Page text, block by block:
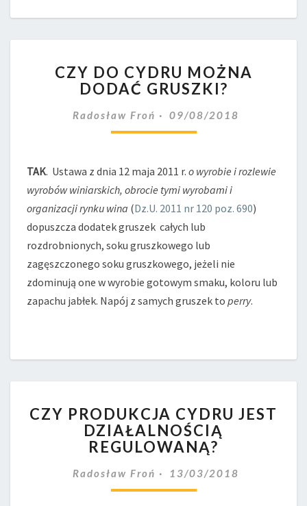
DO
CYDRU
DODAĆ
GRUSZKI?
CZY DO CYDRU MOŻNA
DODAĆ GRUSZKI?
Radosław Froń 09/08/2018
TAK. Ustawa z dnia 12 maja 2011 r. o wyrobie i rozlewie
wyrobów winiarskich, obrocie tymi wyrobami i
organizacji rynku wina (Dz.U. 2011 nr 120 poz. 690)
dopuszcza dodatek gruszek całych lub
rozdrobnionych, soku gruszkowego lub
zagęszczonego soku gruszkowego, jeżeli nie
zdominują one w wyrobie gotowym smaku, koloru lub
zapachu jabłek. Napój z samych gruszek to perry.
PRODUKCJA
CYDRU
JEST
DZIAŁALNOŚCIĄ
REGULOWANĄ?
CZY PRODUKCJA CYDRU JEST
DZIAŁALNOŚCIĄ
REGULOWANĄ?
Radosław Froń 13/03/2018